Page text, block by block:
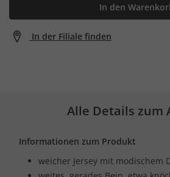
In den
In der Filiale finden
Alle Details zum
Informationen zum Produkt
weicher Jersey mit modischem